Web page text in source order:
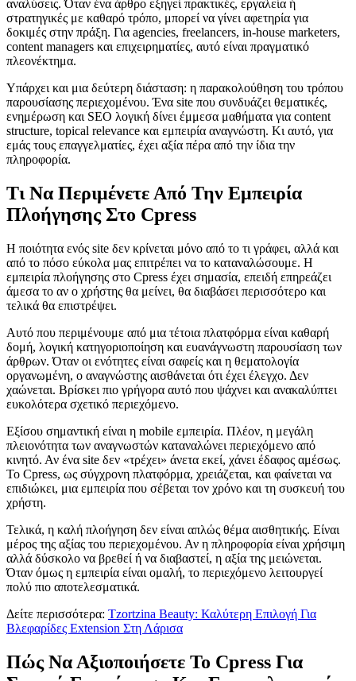
αναλύσεις. Όταν ένα άρθρο εξηγεί πρακτικές, εργαλεία ή
στρατηγικές με καθαρό τρόπο, μπορεί να γίνει αφετηρία για
δοκιμές στην πράξη. Για agencies, freelancers, in-house marketers,
content managers και επιχειρηματίες, αυτό είναι πραγματικό
πλεονέκτημα.
Υπάρχει και μια δεύτερη διάσταση: η παρακολούθηση του τρόπου
παρουσίασης περιεχομένου. Ένα site που συνδυάζει θεματικές,
ενημέρωση και SEO λογική δίνει έμμεσα μαθήματα για content
structure, topical relevance και εμπειρία αναγνώστη. Κι αυτό, για
εμάς τους επαγγελματίες, έχει αξία πέρα από την ίδια την
πληροφορία.
Τι Να Περιμένετε Από Την Εμπειρία
Πλοήγησης Στο Cpress
Η ποιότητα ενός site δεν κρίνεται μόνο από το τι γράφει, αλλά και
από το πόσο εύκολα μας επιτρέπει να το καταναλώσουμε. Η
εμπειρία πλοήγησης στο Cpress έχει σημασία, επειδή επηρεάζει
άμεσα το αν ο χρήστης θα μείνει, θα διαβάσει περισσότερο και
τελικά θα επιστρέψει.
Αυτό που περιμένουμε από μια τέτοια πλατφόρμα είναι καθαρή
δομή, λογική κατηγοριοποίηση και ευανάγνωστη παρουσίαση των
άρθρων. Όταν οι ενότητες είναι σαφείς και η θεματολογία
οργανωμένη, ο αναγνώστης αισθάνεται ότι έχει έλεγχο. Δεν
χαώνεται. Βρίσκει πιο γρήγορα αυτό που ψάχνει και ανακαλύπτει
ευκολότερα σχετικό περιεχόμενο.
Εξίσου σημαντική είναι η mobile εμπειρία. Πλέον, η μεγάλη
πλειονότητα των αναγνωστών καταναλώνει περιεχόμενο από
κινητό. Αν ένα site δεν «τρέχει» άνετα εκεί, χάνει έδαφος αμέσως.
Το Cpress, ως σύγχρονη πλατφόρμα, χρειάζεται, και φαίνεται να
επιδιώκει, μια εμπειρία που σέβεται τον χρόνο και τη συσκευή του
χρήστη.
Τελικά, η καλή πλοήγηση δεν είναι απλώς θέμα αισθητικής. Είναι
μέρος της αξίας του περιεχομένου. Αν η πληροφορία είναι χρήσιμη
αλλά δύσκολο να βρεθεί ή να διαβαστεί, η αξία της μειώνεται.
Όταν όμως η εμπειρία είναι ομαλή, το περιεχόμενο λειτουργεί
πολύ πιο αποτελεσματικά.
Δείτε περισσότερα: Tzortzina Beauty: Καλύτερη Επιλογή Για
Βλεφαρίδες Extension Στη Λάρισα
Πώς Να Αξιοποιήσετε Το Cpress Για